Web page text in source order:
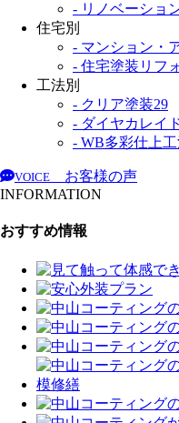
- リノベーショ
住宅別
- マンション・
- 住宅塗装リフ
工法別
- クリア塗装29
- ダイヤカレイ
- WB多彩仕上
VOICE
お客様の声
INFORMATION
おすすめ情報